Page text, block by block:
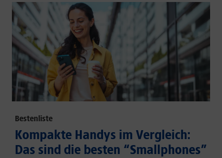
Bestenliste
Kompakte Handys im Vergleich:
Das sind die besten “Smallphones”